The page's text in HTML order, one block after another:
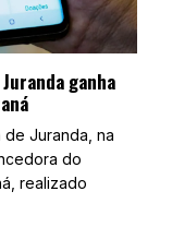
ganha
de Juranda, na
do
realizado